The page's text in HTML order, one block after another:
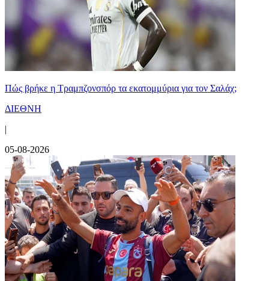
Πώς βρήκε η Τραμπζονσπόρ τα εκατομμύρια για τον Σαλάχ;
ΔΙΕΘΝΗ
|
05-08-2026